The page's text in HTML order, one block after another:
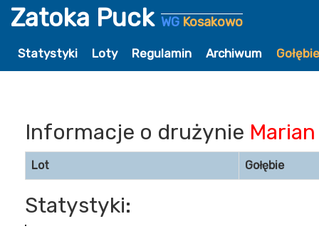
Zatoka Puck WG Kosakowo
Statystyki Loty Regulamin Archiwum
Informacje o drużynie
Lot Gołębie
Statystyki: